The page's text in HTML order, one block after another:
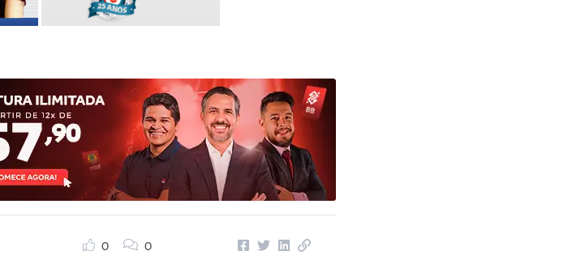
0 0